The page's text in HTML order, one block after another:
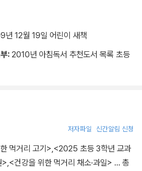
즈음, 다름슈타트 현대음악제에서 윤이
고, 그때부터 윤이상은 세계적인 작곡가
정권으로부터 ‘동베를린간첩단사건’에
국으로 납치되고 마는데...
년 12월 19일 어린이 새책
: 2010년 아침독서 추천도서 목록 초등
저자파일 신간알림 신청
먹거리 고기>,<2025 초등 3학년 교과
>,<건강을 위한 먹거리 채소·과일> … 총